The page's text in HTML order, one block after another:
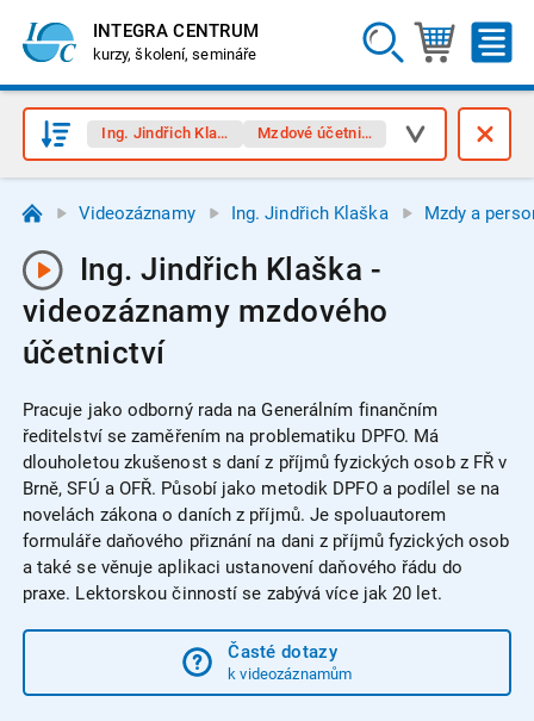
INTEGRA CENTRUM
kurzy, školení, semináře
Ing. Jindřich Klaška Mzdové účetnictví
Videozáznamy Ing. Jindřich Klaška Mzdy a
Ing. Jindřich Klaška -
videozáznamy mzdového
účetnictví
Pracuje jako odborný rada na Generálním finančním
ředitelství se zaměřením na problematiku DPFO. Má
dlouholetou zkušenost s daní z příjmů fyzických osob z FŘ v
Brně, SFÚ a OFŘ. Působí jako metodik DPFO a podílel se na
novelách zákona o daních z příjmů. Je spoluautorem
formuláře daňového přiznání na dani z příjmů fyzických osob
a také se věnuje aplikaci ustanovení daňového řádu do
praxe. Lektorskou činností se zabývá více jak 20 let.
Časté dotazy
k videozáznamům